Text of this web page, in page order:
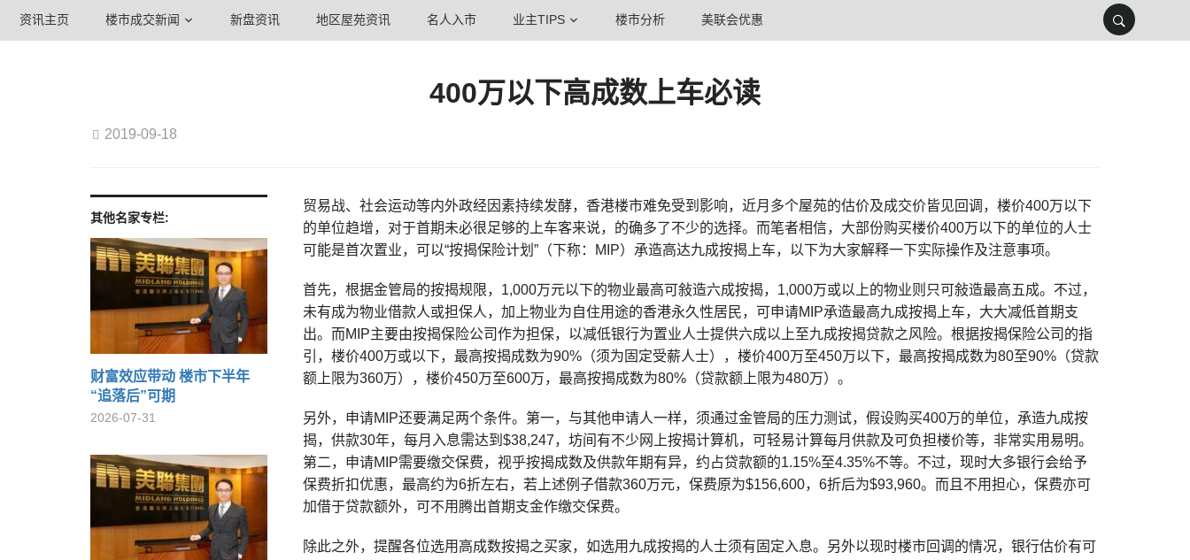
资讯主页 楼市成交新闻 新盘资讯 地区屋苑资讯 名人入市 业主TIPS 楼市分析 美联会优惠
400万以下高成数上车必读
2019-09-18
其他名家专栏:
财富效应带动 楼市下半年
“追落后”可期
2026-07-31
贸易战、社会运动等内外政经因素持续发酵，香港楼市难免受到影响，近月多个屋苑的估价及成交价皆见回调，楼价400万以下
的单位趋增，对于首期未必很足够的上车客来说，的确多了不少的选择。而笔者相信，大部份购买楼价400万以下的单位的人士
可能是首次置业，可以“按揭保险计划”（下称：MIP）承造高达九成按揭上车，以下为大家解释一下实际操作及注意事项。
首先，根据金管局的按揭规限，1,000万元以下的物业最高可敍造六成按揭，1,000万或以上的物业则只可敍造最高五成。不过，
未有成为物业借款人或担保人，加上物业为自住用途的香港永久性居民，可申请MIP承造最高九成按揭上车，大大减低首期支
出。而MIP主要由按揭保险公司作为担保，以减低银行为置业人士提供六成以上至九成按揭贷款之风险。根据按揭保险公司的指
引，楼价400万或以下，最高按揭成数为90%（须为固定受薪人士），楼价400万至450万以下，最高按揭成数为80至90%（贷款
额上限为360万），楼价450万至600万，最高按揭成数为80%（贷款额上限为480万）。
另外，申请MIP还要满足两个条件。第一，与其他申请人一样，须通过金管局的压力测试，假设购买400万的单位，承造九成按
揭，供款30年，每月入息需达到$38,247，坊间有不少网上按揭计算机，可轻易计算每月供款及可负担楼价等，非常实用易明。
第二，申请MIP需要缴交保费，视乎按揭成数及供款年期有异，约占贷款额的1.15%至4.35%不等。不过，现时大多银行会给予
保费折扣优惠，最高约为6折左右，若上述例子借款360万元，保费原为$156,600，6折后为$93,960。而且不用担心，保费亦可
加借于贷款额外，可不用腾出首期支金作缴交保费。
除此之外，提醒各位选用高成数按揭之买家，如选用九成按揭的人士须有固定入息。另外以现时楼市回调的情况，银行估价有可